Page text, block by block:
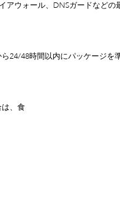
アウォール、DNSガードなど
24/48時間以内にパッケージを
、食